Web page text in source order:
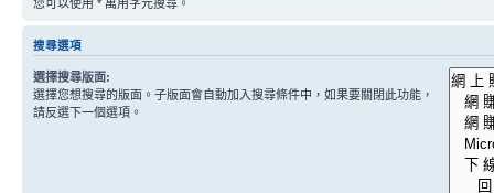
您可以使用 * 萬用字元搜尋。
搜尋選項
選擇搜尋版面:
選擇您想搜尋的版面。子版面會自動加入搜尋條件中，如果要關閉此功能，
請反選下一個選項。